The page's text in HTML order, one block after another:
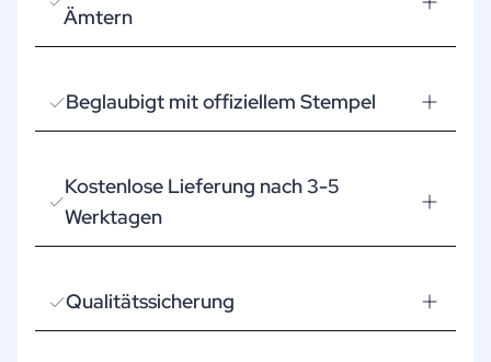
Ämtern
Beglaubigt mit offiziellem Stempel
Kostenlose Lieferung nach 3-5
Werktagen
Qualitätssicherung